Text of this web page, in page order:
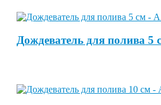
Дождеватель для полива 5